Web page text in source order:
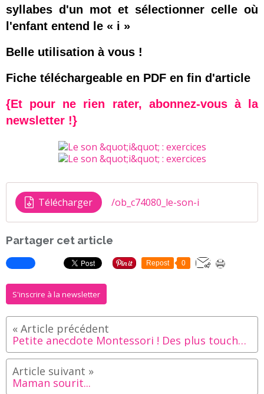
syllabes d'un mot et sélectionner celle où
l'enfant entend le « i »
Belle utilisation à vous !
Fiche téléchargeable en PDF en fin d'article
{Et pour ne rien rater, abonnez-vous à la
newsletter !}
Télécharger /ob_c74080_le-son-i
Partager cet article
Repost 0
S'inscrire à la newsletter
Petite anecdote Montessori ! Des plus touchantes...
Maman sourit...